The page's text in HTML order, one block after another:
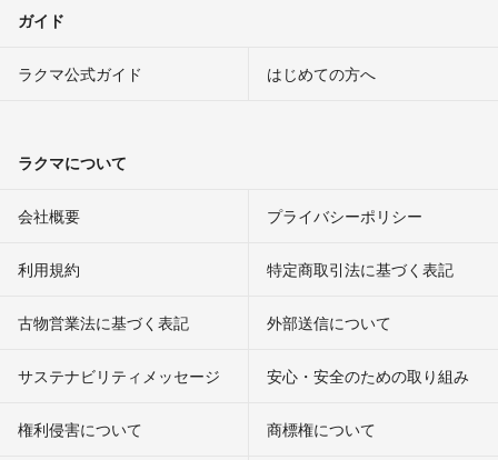
ガイド
ラクマ公式ガイド はじめての方へ
ラクマについて
会社概要 プライバシーポリシー
利用規約 特定商取引法に基づく表記
古物営業法に基づく表記 外部送信について
サステナビリティメッセージ 安心・安全のための取り組み
権利侵害について
商標権について